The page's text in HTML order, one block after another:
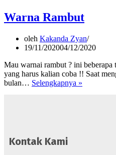
Warna Rambut
oleh Kakanda Zyan
19/11/202004/12/2020
Mau warnai rambut ? ini
yang harus kalian coba !! Saat
bulan… Selengkapnya »
Kontak Kami